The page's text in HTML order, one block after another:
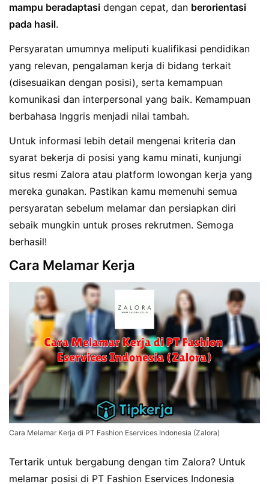
mampu beradaptasi dengan cepat, dan berorientasi
pada hasil.
Persyaratan umumnya meliputi kualifikasi pendidikan
yang relevan, pengalaman kerja di bidang terkait
(disesuaikan dengan posisi), serta kemampuan
komunikasi dan interpersonal yang baik. Kemampuan
berbahasa Inggris menjadi nilai tambah.
Untuk informasi lebih detail mengenai kriteria dan
syarat bekerja di posisi yang kamu minati, kunjungi
situs resmi Zalora atau platform lowongan kerja yang
mereka gunakan. Pastikan kamu memenuhi semua
persyaratan sebelum melamar dan persiapkan diri
sebaik mungkin untuk proses rekrutmen. Semoga
berhasil!
Cara Melamar Kerja
Cara Melamar Kerja di PT Fashion Eservices Indonesia (Zalora)
Tertarik untuk bergabung dengan tim Zalora? Untuk
melamar posisi di PT Fashion Eservices Indonesia